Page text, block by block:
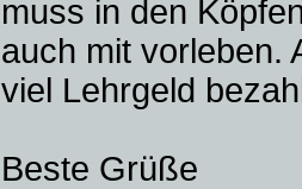
muss in den
auch mit vorleben.
viel Lehrgeld
Beste Grüße